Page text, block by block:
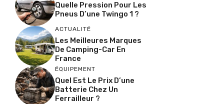
Quelle Pression Pour Les
Pneus D’une Twingo 1 ?
ACTUALITÉ
Les Meilleures Marques
De Camping-Car En
France
ÉQUIPEMENT
Quel Est Le Prix D’une
Batterie Chez Un
Ferrailleur ?